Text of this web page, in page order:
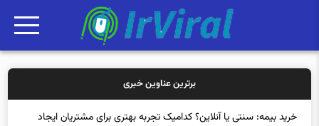
برترین عناوین خبری
خرید بیمه: سنتی یا آنلاین؟ کدامیک تجربه بهتری برای مشتریان ایجاد